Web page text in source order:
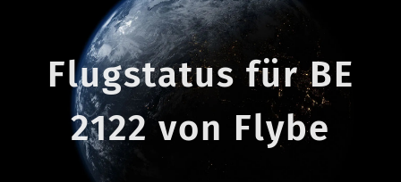
Flugstatus für BE
2122 von Flybe